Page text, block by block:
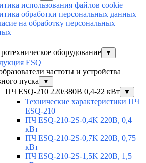
использования файлов cookie
обработки персональных данных
на обработку персональных
оборудование ▼
ESQ
частоты и устройства
пуска
▼
ПЧ ESQ-210 220/380В 0,4-22 кВт ▼
Технические характеристики ПЧ
ESQ-210
ПЧ ESQ-210-2S-0,4K 220В, 0,4
кВт
ПЧ ESQ-210-2S-0,7K 220В, 0,75
кВт
ПЧ ESQ-210-2S-1,5K 220В, 1,5